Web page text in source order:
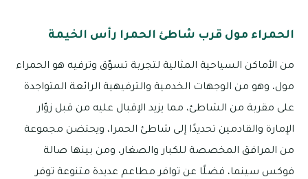
الحمراء مول قرب شاطئ الحمرا رأس الخيمة
من الأماكن السياحية المثالية لتجربة تسوّق وترفيه هو الحمراء
مول، وهو من الوجهات الخدمية والترفيهية الرائعة المتواجدة
على مقربة من الشاطئ، مما يزيد الإقبال عليه من قبل زوّار
الإمارة والقادمين تحديدًا إلى شاطئ الحمرا، ويحتضن مجموعة
من المرافق المخصصة للكبار والصغار، ومن بينها صالة
فوكس سينما، فضلًا عن توافر مطاعم عديدة متنوعة توفر